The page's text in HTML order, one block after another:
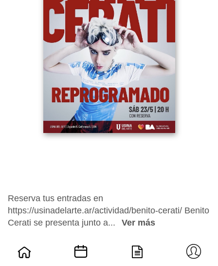
Reserva tus entradas en
https://usinadelarte.ar/actividad/benito-cerati/ Benito
Cerati se presenta junto a...
Ver más